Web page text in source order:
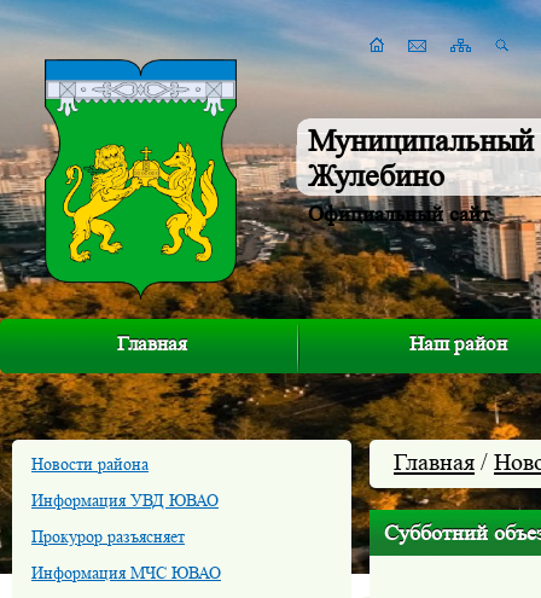
Муниципальный
Жулебино
Официальный сайт
Главная Наш район
Новости района
Информация УВД ЮВАО
Прокурор разъясняет
Информация МЧС ЮВАО
Главная /
Субботний